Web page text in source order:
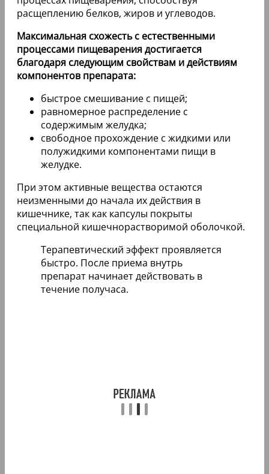
расщеплению белков, жиров и углеводов.
Максимальная схожесть с естественными
процессами пищеварения достигается
благодаря следующим свойствам и действиям
компонентов препарата:
быстрое смешивание с пищей;
равномерное распределение с
содержимым желудка;
свободное прохождение с жидкими или
полужидкими компонентами пищи в
желудке.
При этом активные вещества остаются
неизменными до начала их действия в
кишечнике, так как капсулы покрыты
специальной кишечнорастворимой оболочкой.
Терапевтический эффект проявляется
быстро. После приема внутрь
препарат начинает действовать в
течение получаса.